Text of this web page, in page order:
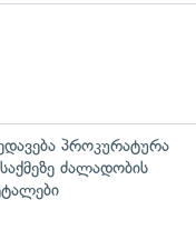
პროკურატურა
ძალადობის